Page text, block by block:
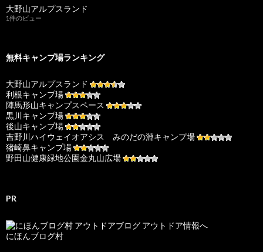
大野山アルプスランド
1件のビュー
無料キャンプ場ランキング
大野山アルプスランド
利根キャンプ場
陣馬形山キャンプスペース
黒川キャンプ場
後山キャンプ場
吉野川ハイウェイオアシス みのだの淵キャンプ場
猪崎鼻キャンプ場
野田山健康緑地公園金丸山広場
PR
にほんブログ村